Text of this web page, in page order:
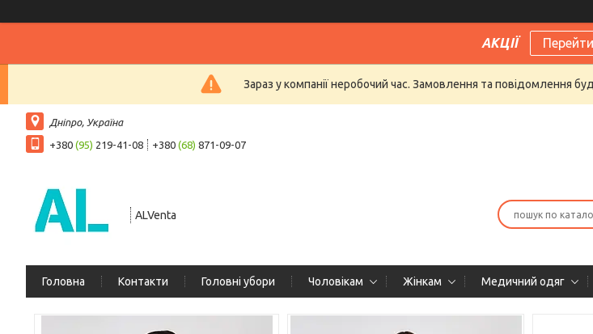
АКЦІЇ Перейти
Зараз у компанії неробочий час. Замовлення та повідомлення
Дніпро, Україна
+380 (95) 219-41-08 +380 (68) 871-09-07
ALVenta
Головна Контакти Головні убори Чоловікам Жінкам Медичний одяг